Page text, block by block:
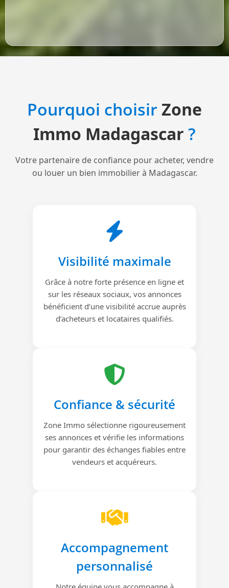
Pourquoi choisirZone
Immo Madagascar ?
Votre partenaire de confiance pour acheter, vendre
ou louer un bien immobilier à Madagascar.
Visibilité maximale
Grâce à notre forte présence en ligne et
sur les réseaux sociaux, vos annonces
bénéficient d’une visibilité accrue auprès
d’acheteurs et locataires qualifiés.
Confiance & sécurité
Zone Immo sélectionne rigoureusement
ses annonces et vérifie les informations
pour garantir des échanges fiables entre
vendeurs et acquéreurs.
Accompagnement
personnalisé